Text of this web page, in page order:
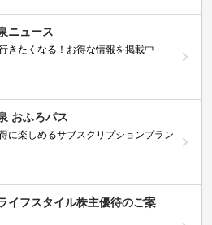
ニュース
きたくなる！お得な情報を掲載中
おふろパス
に楽しめるサブスクリプションプラン
イフスタイル株主優待のご案